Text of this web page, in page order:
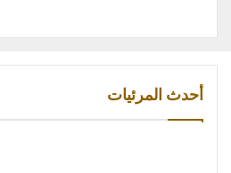
أحدث المرئيات